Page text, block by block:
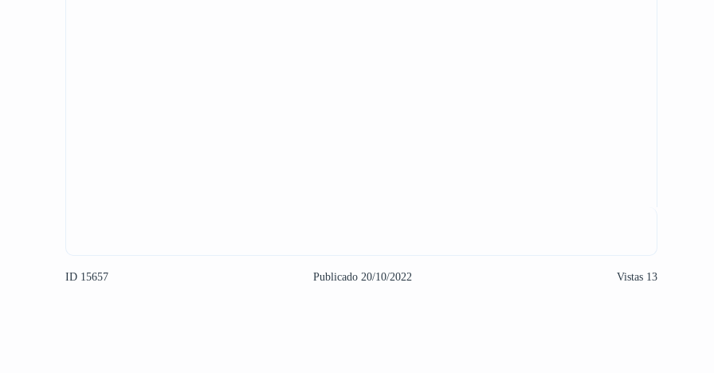
ID 15657 Publicado 20/10/2022 Vistas 13